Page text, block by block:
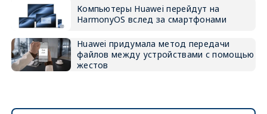
Компьютеры Huawei перейдут на
HarmonyOS вслед за смартфонами
Huawei придумала метод передачи
файлов между устройствами с помощью
жестов